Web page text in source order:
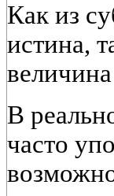
Как из
истина,
В
часто